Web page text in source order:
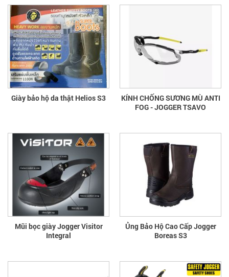
Giày bảo hộ da thật Helios S3
KÍNH CHỐNG SƯƠNG MÙ ANTI
FOG - JOGGER TSAVO
Mũi bọc giày Jogger Visitor
Integral
Ủng Bảo Hộ Cao Cấp Jogger
Boreas S3